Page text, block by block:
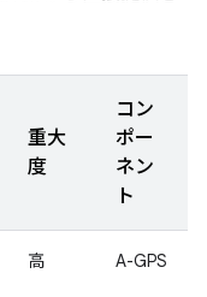
重大
度
コン
ポー
ネン
ト
高 A-GPS